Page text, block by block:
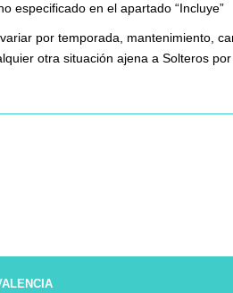
especificado en el apartado “Incluye”
por temporada, mantenimiento,
otra situación ajena a Solteros